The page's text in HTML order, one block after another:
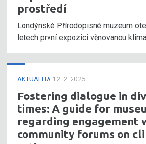
prostředí
Londýnské Přírodopisné muzeum
letech první expozici věnovanou
AKTUALITA 12. 2. 2025
Fostering dialogue in
times: A guide for
regarding engagement
community forums on